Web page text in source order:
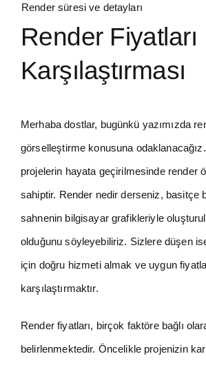
Render süresi ve detayları
Render Fiyatları
Karşılaştırması
Merhaba dostlar, bugünkü yazımızda
görselleştirme konusuna
projelerin hayata geçirilmesinde render
sahiptir. Render nedir derseniz, basitçe
sahnenin bilgisayar grafikleriyle
olduğunu söyleyebiliriz. Sizlere düşen
için doğru hizmeti almak ve uygun
karşılaştırmaktır.
Render fiyatları, birçok faktöre bağlı
belirlenmektedir. Öncelikle projenizin